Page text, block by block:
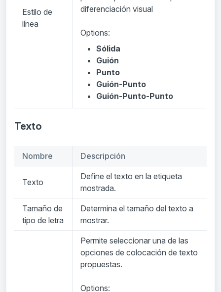
Estilo de
línea
diferenciación visual
Options:
Sólida
Guión
Punto
Guión-Punto
Guión-Punto-Punto
Texto
Nombre Descripción
Texto
Define el texto en la etiqueta
mostrada.
Tamaño de
tipo de letra
Determina el tamaño del texto a
mostrar.
Permite seleccionar una de las
opciones de colocación de texto
propuestas.
Options: